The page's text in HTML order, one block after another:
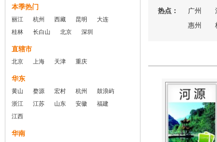
本季热门
丽江 杭州 西藏 昆明
大连
桂林
长白山 北京 深圳
直辖市
北京 上海 天津 重庆
华东
黄山 婺源 宏村 杭州
鼓浪屿
浙江
江苏 山东 安徽
福建
江西
华南
热点： 广州
惠州